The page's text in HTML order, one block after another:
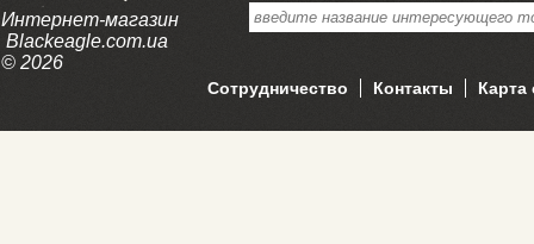
Интернет-магазин
Blackeagle.com.ua
© 2026
Сотрудничество Контакты Карта